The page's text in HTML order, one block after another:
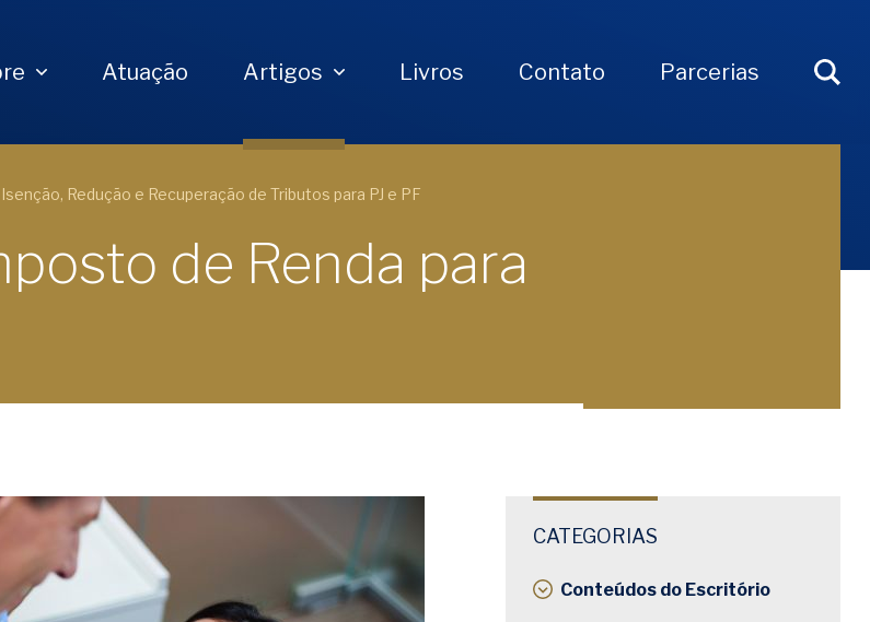
Atuação Artigos Livros Contato Parcerias
Isenção, Redução e Recuperação de Tributos para PJ e PF
de Renda para
CATEGORIAS
Conteúdos do Escritório